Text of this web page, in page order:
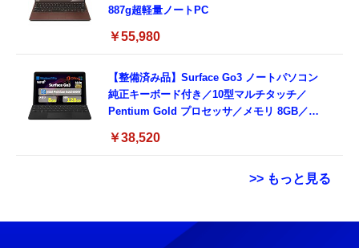
887g超軽量ノートPC
￥55,980
【整備済み品】Surface Go3 ノートパソコン
純正キーボード付き／10型マルチタッチ／
Pentium Gold プロセッサ／メモリ 8GB／
Bluetooth5.0／USB-C／1080p顔認証カメラ
￥38,520
>> もっと見る
Grithope イヤホン タイプC【2026新モデル
耐久性】 有線イヤホン マイク付き HiFi音質
霊界コミュニケーションロボット BAKETAN